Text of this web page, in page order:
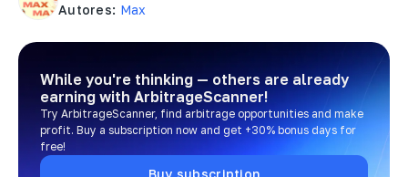
Autores: Max
While you're thinking — others are already
earning with ArbitrageScanner!
Try ArbitrageScanner, find arbitrage opportunities and make
profit. Buy a subscription now and get +30% bonus days for
free!
Buy subscription